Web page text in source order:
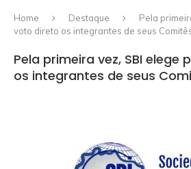
Home Destaque
Pela
voto direto os integrantes de seus
Pela primeira vez, SBI elege
os integrantes de seus